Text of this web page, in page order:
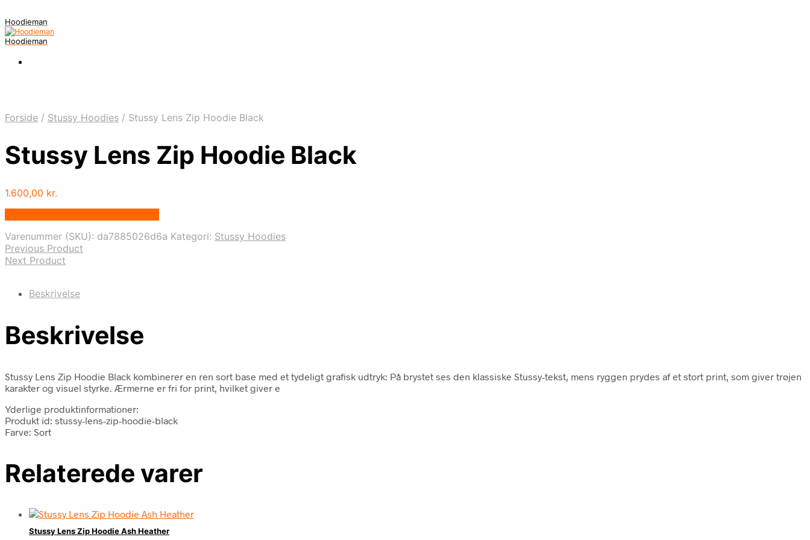
Hoodieman
Hoodieman
Forside / Stussy Hoodies / Stussy Lens Zip Hoodie Black
Stussy Lens Zip Hoodie Black
1.600,00 kr.
Varenummer (SKU): da7885026d6a Kategori: Stussy Hoodies
Previous Product
Next Product
Beskrivelse
Beskrivelse
Stussy Lens Zip Hoodie Black kombinerer en ren sort base med et tydeligt grafisk udtryk: På brystet ses den klassiske Stussy-tekst, mens ryggen prydes af et stort print, som giver trøjen
karakter og visuel styrke. Ærmerne er fri for print, hvilket giver e
Yderlige produktinformationer:
Produkt id: stussy-lens-zip-hoodie-black
Farve: Sort
Relaterede varer
Stussy Lens Zip Hoodie Ash Heather